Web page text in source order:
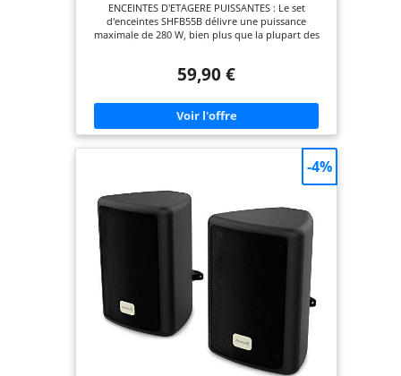
ENCEINTES D'ETAGERE PUISSANTES : Le set
d'enceintes SHFB55B délivre une puissance
maximale de 280 W, bien plus que la plupart des
pleinement de vos musiques préférées en HIFI !
sont aussi parfaitement adaptées pour un usage
home cinéma. Alors n'attendez plus pour vous
équiper de cette paire de haut-parleurs de
disposent de nombreuses fonctionnalités : la
fréquences des enceintes permettent une
restitution claire et harmonieuse de la musique.
Tous les sons sont restitués avec cette installation
haut de gamme. Chaque enceinte Hifi est équipée
d'un woofer 5" et d'un tweeter 1", de quoi assurer
une excellente restitution sonore. Faites confiance
à la paire d'enceintes d'étagère ! PAIRE
D'ENCEINTES HIFI - HOME CINEMA : La puissance
incroyable des enceintes passives d'étagère
SHFB55B ainsi que sa conception unique en font
l'équipement idéal pour le Home Cinéma ou la
Hifi. Reliées à votre amplificateur, ces enceintes
bibliothèque Home Cinéma vous feront profiter
d'une immersion totale dans chacun de vos films
59,90 €
-4%